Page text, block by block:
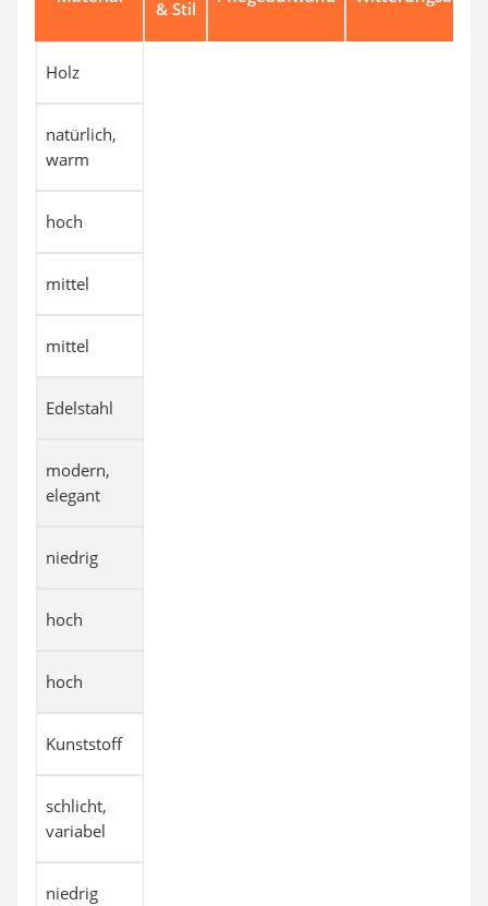
& Stil
Holz
natürlich,
warm
hoch
mittel
mittel
Edelstahl
modern,
elegant
niedrig
hoch
hoch
Kunststoff
schlicht,
variabel
niedrig